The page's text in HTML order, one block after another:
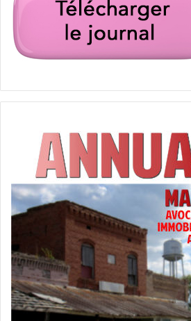
brûlage brûlée
dangereux feu
novice nuage
Palm Beach
Sortir à Fort Lauderdale